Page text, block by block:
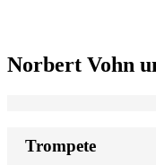
Norbert Vohn
Trompete